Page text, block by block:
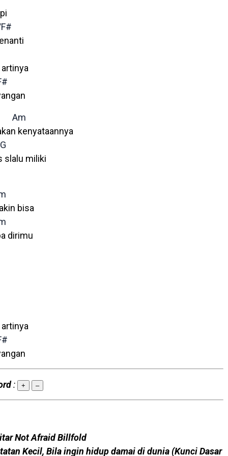
Am
kenyataannya
G
slalu miliki
bisa
dirimu
: + –
Not Afraid Billfold
Kecil, Bila ingin hidup damai di dunia (Kunci Dasar